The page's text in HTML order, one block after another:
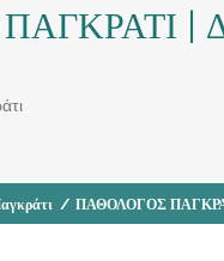
|
/ ΠΑΘΟΛΟΓΟΣ